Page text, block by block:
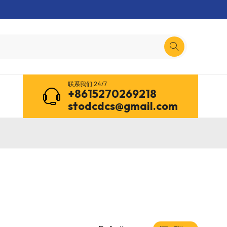
联系我们 24/7
+8615270269218
stodcdcs@gmail.com